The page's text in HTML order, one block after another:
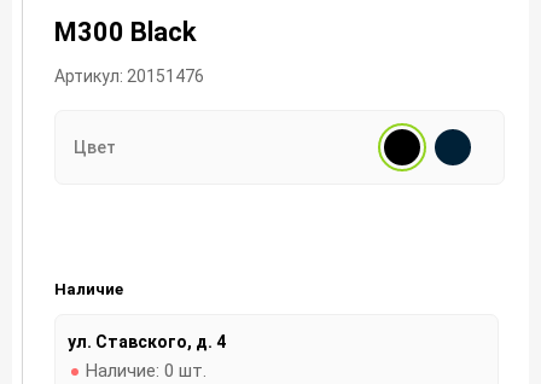
M300 Black
Артикул: 20151476
Цвет
Наличие
ул. Ставского, д. 4
Наличие: 0 шт.